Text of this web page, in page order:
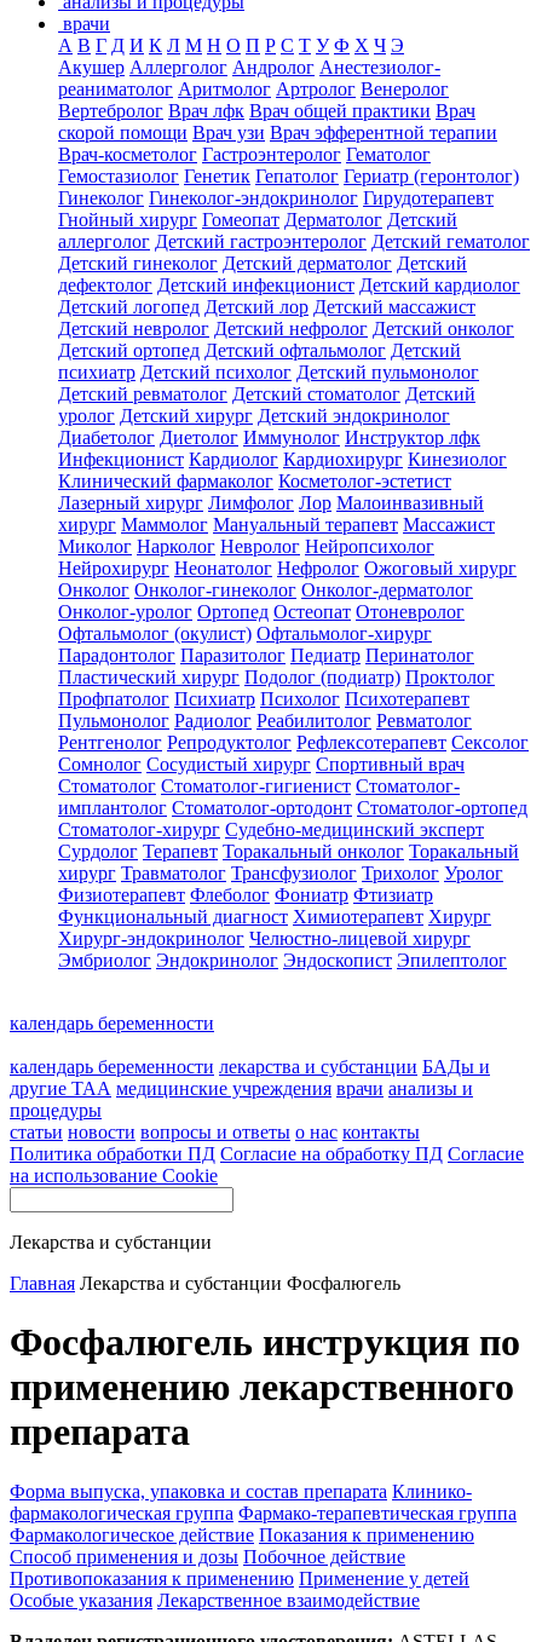
врачи
А В Г Д И К Л М Н О П Р С Т У Ф Х Ч Э
Акушер Аллерголог Андролог Анестезиолог-
реаниматолог Аритмолог Артролог Венеролог
Вертебролог Врач лфк Врач общей практики Врач
скорой помощи Врач узи Врач эфферентной терапии
Врач-косметолог Гастроэнтеролог Гематолог
Гемостазиолог Генетик Гепатолог Гериатр (геронтолог)
Гинеколог Гинеколог-эндокринолог Гирудотерапевт
Гнойный хирург Гомеопат Дерматолог Детский
аллерголог Детский гастроэнтеролог Детский гематолог
Детский гинеколог Детский дерматолог Детский
дефектолог Детский инфекционист Детский кардиолог
Детский логопед Детский лор Детский массажист
Детский невролог Детский нефролог Детский онколог
Детский ортопед Детский офтальмолог Детский
психиатр Детский психолог Детский пульмонолог
Детский ревматолог Детский стоматолог Детский
уролог Детский хирург Детский эндокринолог
Диабетолог Диетолог Иммунолог Инструктор лфк
Инфекционист Кардиолог Кардиохирург Кинезиолог
Клинический фармаколог Косметолог-эстетист
Лазерный хирург Лимфолог Лор Малоинвазивный
хирург Маммолог Мануальный терапевт Массажист
Миколог Нарколог Невролог Нейропсихолог
Нейрохирург Неонатолог Нефролог Ожоговый хирург
Онколог Онколог-гинеколог Онколог-дерматолог
Онколог-уролог Ортопед Остеопат Отоневролог
Офтальмолог (окулист) Офтальмолог-хирург
Парадонтолог Паразитолог Педиатр Перинатолог
Пластический хирург Подолог (подиатр) Проктолог
Профпатолог Психиатр Психолог Психотерапевт
Пульмонолог Радиолог Реабилитолог Ревматолог
Рентгенолог Репродуктолог Рефлексотерапевт Сексолог
Сомнолог Сосудистый хирург Спортивный врач
Стоматолог Стоматолог-гигиенист Стоматолог-
имплантолог Стоматолог-ортодонт Стоматолог-ортопед
Стоматолог-хирург Судебно-медицинский эксперт
Сурдолог Терапевт Торакальный онколог Торакальный
хирург Травматолог Трансфузиолог Трихолог Уролог
Физиотерапевт Флеболог Фониатр Фтизиатр
Функциональный диагност Химиотерапевт Хирург
Хирург-эндокринолог Челюстно-лицевой хирург
Эмбриолог Эндокринолог Эндоскопист Эпилептолог
календарь беременности
календарь беременности лекарства и субстанции БАДы и
другие ТАА медицинские учреждения врачи анализы и
процедуры
статьи новости вопросы и ответы о нас контакты
Политика обработки ПД Согласие на обработку ПД Согласие
на использование Cookie
Лекарства и субстанции
Главная Лекарства и субстанции Фосфалюгель
Фосфалюгель инструкция по
применению лекарственного
препарата
Форма выпуска, упаковка и состав препарата Клинико-
фармакологическая группа Фармако-терапевтическая группа
Фармакологическое действие Показания к применению
Способ применения и дозы Побочное действие
Противопоказания к применению Применение у детей
Особые указания Лекарственное взаимодействие